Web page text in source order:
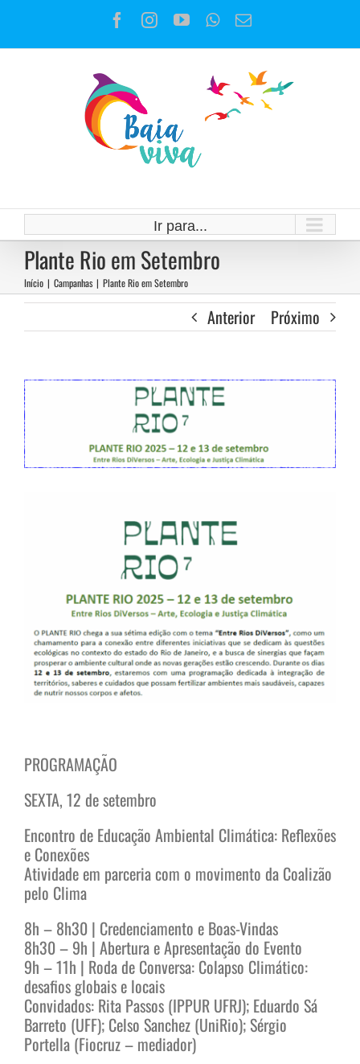
o
Facebook
Instagram
YouTubeWhatsApp
E-
Ir para...
Plante Rio em Setembro
Início | Campanhas | Plante Rio em Setembro
Anterior Próximo
View
Larger
Image
PROGRAMAÇÃO
SEXTA, 12 de setembro
Encontro de Educação Ambiental Climática: Reflexões
e Conexões
Atividade em parceria com o movimento da Coalizão
pelo Clima
8h – 8h30 | Credenciamento e Boas-Vindas
8h30 – 9h | Abertura e Apresentação do Evento
9h – 11h | Roda de Conversa: Colapso Climático:
desafios globais e locais
Convidados: Rita Passos (IPPUR UFRJ); Eduardo Sá
Barreto (UFF); Celso Sanchez (UniRio); Sérgio
Portella (Fiocruz – mediador)